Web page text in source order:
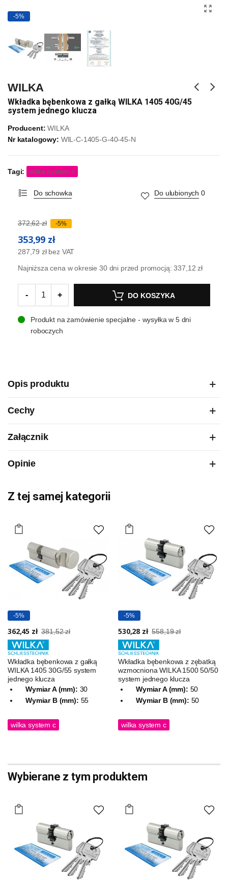
-5%
WILKA
Wkładka bębenkowa z gałką WILKA 1405 40G/45
system jednego klucza
Producent: WILKA
Nr katalogowy: WIL-C-1405-G-40-45-N
Tagi: wilka system c
Do schowka Do ulubionych 0
372,62 zł -5%
353,99 zł
287,79 zł bez VAT
Najniższa cena w okresie 30 dni przed promocją:337,12 zł
- + DO KOSZYKA
Produkt na zamówienie specjalne - wysyłka w 5 dni
roboczych
Opis produktu
Cechy
Załącznik
Opinie
Z tej samej kategorii
-5%
362,45 zł 381,52 zł
Wkładka bębenkowa z gałką
WILKA 1405 30G/55 system
jednego klucza
Wymiar A (mm): 30
Wymiar B (mm): 55
wilka system c
-5%
530,28 zł 558,19 zł
Wkładka bębenkowa z zębatką
wzmocniona WILKA 1500 50/50
system jednego klucza
Wymiar A (mm): 50
Wymiar B (mm): 50
wilka system c
Wybierane z tym produktem